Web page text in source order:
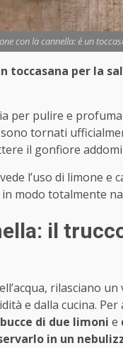
con la cannella: è un
toccasana per la
per pulire e
tornati
il gonfiore
l’uso di limone e
modo totalmente
il
rilasciano un
e dalla cucina.
di due limoni e
in un